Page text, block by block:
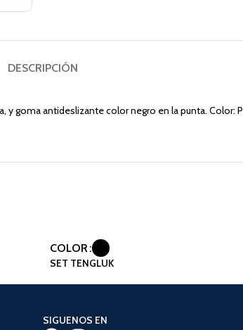
DESCRIPCIÓN
y goma antideslizante color negro en la punta.
COLOR
SET TENGLUK
SIGUENOS EN